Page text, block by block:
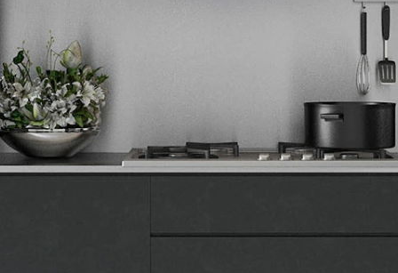
Tehnomedia
O nama
Naše prodavnice